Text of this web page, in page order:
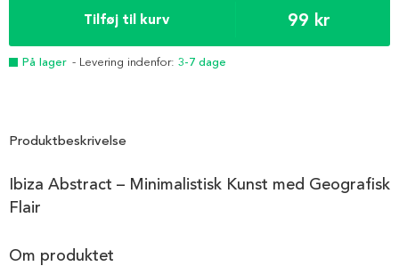
Tilføj til kurv 99 kr
På lager - Levering indenfor: 3-7 dage
Produktbeskrivelse
Ibiza Abstract – Minimalistisk Kunst med Geografisk
Flair
Om produktet